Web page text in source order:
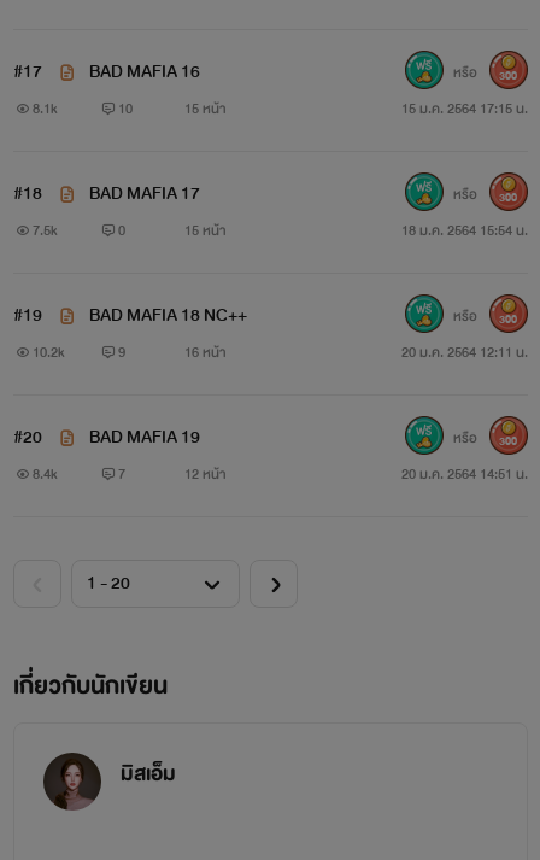
#17 BAD MAFIA 16
8.1k 10 15 หน้า 15 ม.ค. 2564 17:15 น.
หรือ 300
#18 BAD MAFIA 17
7.5k 0 15 หน้า 18 ม.ค. 2564 15:54 น.
หรือ 300
#19 BAD MAFIA 18 NC++
10.2k 9 16 หน้า 20 ม.ค. 2564 12:11 น.
หรือ 300
#20 BAD MAFIA 19
8.4k 7 12 หน้า 20 ม.ค. 2564 14:51 น.
หรือ 300
เกี่ยวกับนักเขียน
มิสเอ็ม